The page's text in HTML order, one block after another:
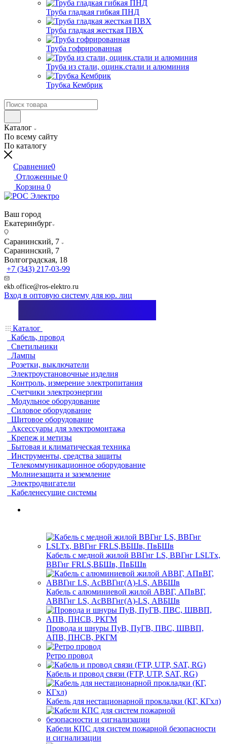
Труба гладкая гибкая ПНД
Труба гладкая жесткая ПВХ
Труба гофрированная
Труба из стали, оцинк.стали и алюминия
Трубка Кембрик
Каталог
По всему сайту
По каталогу
Сравнение0
Отложенные 0
Корзина 0
Ваш город
Екатеринбург
Саранинский, 7
Саранинский, 7
Волгоградская, 18
+7 (343) 217-03-99
ekb.office@ros-elektro.ru
Вход в оптовую систему для юр. лиц
Каталог
Кабель, провод
Светильники
Лампы
Розетки, выключатели
Электроустановочные изделия
Контроль, измерение электропитания
Счетчики электроэнергии
Модульное оборудование
Силовое оборудование
Щитовое оборудование
Аксессуары для электромонтажа
Крепеж и метизы
Бытовая и климатическая техника
Инструменты, средства защиты
Телекоммуникационное оборудование
Молниезащита и заземление
Электродвигатели
Кабеленесущие системы
Кабель с медной жилой ВВГнг LS, ВВГнг LSLTx,
ВВГнг FRLS,ВБШв, ПвБШв
Кабель с алюминиевой жилой АВВГ, АПвВГ,
АВВГнг LS, АсВВГнг(А)-LS, АВБШв
Провода и шнуры ПуВ, ПуГВ, ПВС, ШВВП,
АПВ, ПНСВ, РКГМ
Ретро провод
Кабель и провод связи (FTP, UTP, SAT, RG)
Кабель для нестационарной прокладки (КГ, КГхл)
Кабели КПС для систем пожарной безопасности
и сигнализации